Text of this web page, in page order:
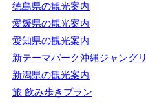
徳島県の観光案内
愛媛県の観光案内
愛知県の観光案内
新テーマパーク沖縄ジャング
新潟県の観光案内
旅 飲み歩きプラン